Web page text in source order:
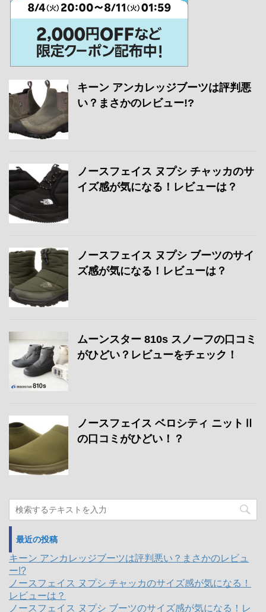
キーン アンカレッジブーツは評判悪
い？まさかのレビュー!?
ノースフェイス ヌプシ チャッカのサ
イズ感が気になる！レビューは？
ノースフェイス ヌプシ ブーツのサイ
ズ感が気になる！レビューは？
ムーンスター 810s スノーフの口コミ
がひどい？レビューをチェック！
ノースフェイス ベロシティ ニットⅡ
の口コミがひどい！？
最近の投稿
キーン アンカレッジブーツは評判悪い？まさかのレビュ
ー!?
ノースフェイス ヌプシ チャッカのサイズ感が気になる！
レビューは？
ノースフェイス ヌプシ ブーツのサイズ感が気になる！レ